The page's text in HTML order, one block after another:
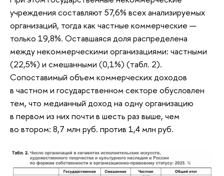
учреждения составляют 57,6% всех анализируемых
организаций, тогда как частные коммерческие —
только 19,8%. Оставшаяся доля распределена
между некоммерческими организациями: частными
(22,5%) и смешанными (0,1%) (табл. 2).
Сопоставимый объем коммерческих доходов
в частном и государственном секторе обусловлен
тем, что медианный доход на одну организацию
в первом из них почти в шесть раз выше, чем
во втором: 8,7 млн руб. против 1,4 млн руб.